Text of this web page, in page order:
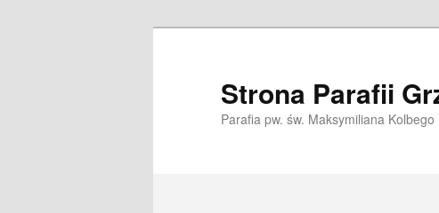
Strona Parafii
Parafia pw. św. Maksymiliana